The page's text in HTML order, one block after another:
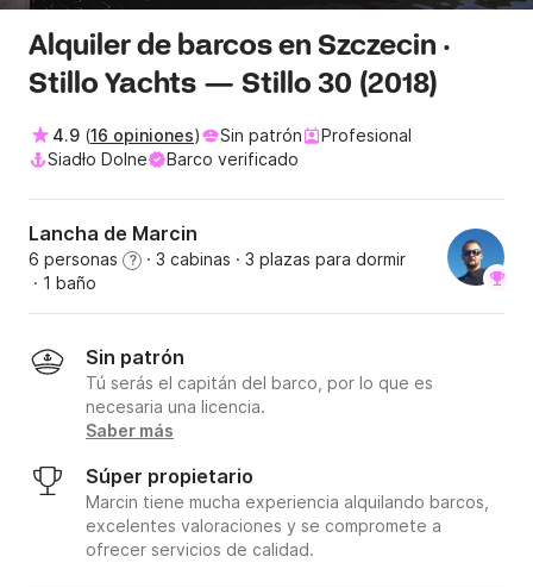
Alquiler de barcos en Szczecin ·
Stillo Yachts — Stillo 30 (2018)
4.9 (16 opiniones) Sin patrón
Profesional
Siadło Dolne
Barco verificado
Lancha de Marcin
6 personas ? · 3 cabinas · 3 plazas para dormir
· 1 baño
Sin patrón
Tú serás el capitán del barco, por lo que es
necesaria una licencia.
Saber más
Súper propietario
Marcin tiene mucha experiencia alquilando barcos,
excelentes valoraciones y se compromete a
ofrecer servicios de calidad.